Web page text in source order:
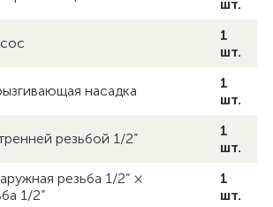
шт.
1
шт.
насадка
1
шт.
резьбой 1/2”
1
шт.
резьба 1/2” ×
1/2”
1
шт.